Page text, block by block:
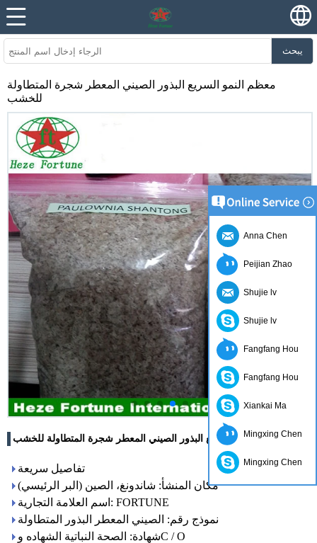
يبحث
معظم النمو السريع البذور الصيني المعطر شجرة المتطاولة
للخشب
معظم النمو السريع البذور الصيني المعطر شجرة المتطاولة للخشب
تفاصيل سريعة
مكان المنشأ: شاندونغ، الصين (البر الرئيسي)
اسم العلامة التجارية: FORTUNE
نموذج رقم: الصيني المعطر البذور المتطاولة
شهادة: الصحة النباتية الشهاده وC / O
Anna Chen
Peijian Zhao
Shujie lv
Shujie lv
Fangfang Hou
Fangfang Hou
Xiankai Ma
Mingxing Chen
Mingxing Chen